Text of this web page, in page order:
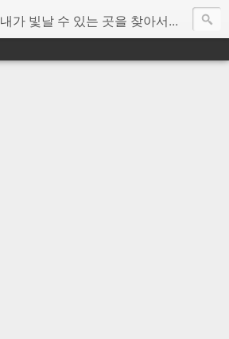
내가 빛날 수 있는 곳을 찾아서...